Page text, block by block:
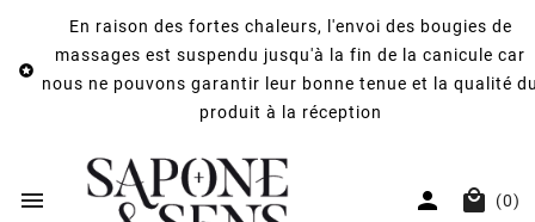

En raison des fortes chaleurs, l'envoi des bougies de
massages est suspendu jusqu'à la fin de la canicule car
nous ne pouvons garantir leur bonne tenue et la qualité
produit à la réception
   (0)